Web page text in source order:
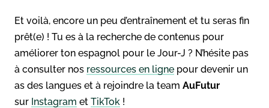
Et voilà, encore un peu d’entraînement et tu seras fin
prêt(e) ! Tu es à la recherche de contenus pour
améliorer ton espagnol pour le Jour-J ? N’hésite pas
à consulter nos ressources en ligne pour devenir un
as des langues et à rejoindre la team AuFutur
sur Instagram et TikTok !